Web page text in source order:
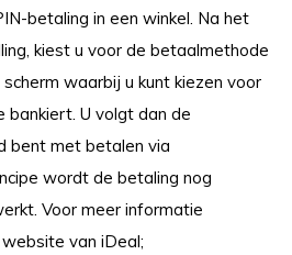
betaling in een winkel. Na het
kiest u voor de betaalmethode
waarbij u kunt kiezen voor
bankiert. U volgt dan de
bent met betalen via
wordt de betaling nog
Voor meer informatie
van iDeal;